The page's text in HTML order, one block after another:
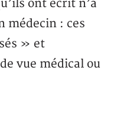
ont écrit n’a
médecin : ces
» et
vue médical ou